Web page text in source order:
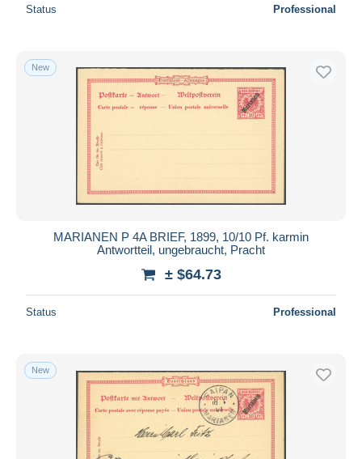
Status Professional
New
MARIANEN P 4A BRIEF, 1899, 10/10 Pf. karmin
Antwortteil, ungebraucht, Pracht
± $64.73
Status Professional
New